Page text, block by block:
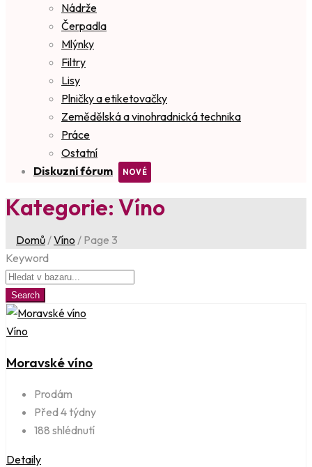
Nádrže
Čerpadla
Mlýnky
Filtry
Lisy
Plničky a etiketovačky
Zemědělská a vinohradnická technika
Práce
Ostatní
Diskuzní fórum
Kategorie: Víno
Domů /Víno / Page 3
Keyword
Search
Víno
Moravské víno
Prodám
Před 4 týdny
188 shlédnutí
Detaily